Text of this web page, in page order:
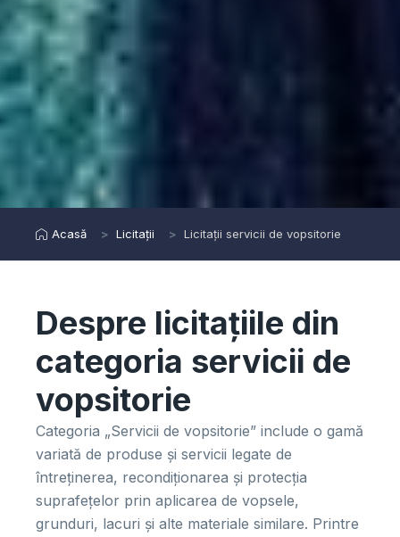
Acasă Licitații Licitații servicii de vopsitorie
Despre licitațiile din
categoria servicii de
vopsitorie
Categoria „Servicii de vopsitorie” include o gamă
variată de produse și servicii legate de
întreținerea, recondiționarea și protecția
suprafețelor prin aplicarea de vopsele,
grunduri, lacuri și alte materiale similare. Printre